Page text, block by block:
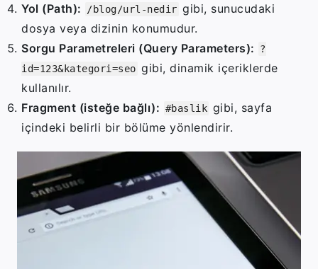
Yol (Path): /blog/url-nedir gibi, sunucudaki
dosya veya dizinin konumudur.
Sorgu Parametreleri (Query Parameters):
?
id=123&kategori=seo gibi, dinamik içeriklerde
kullanılır.
Fragment (isteğe bağlı): #baslik gibi, sayfa
içindeki belirli bir bölüme yönlendirir.